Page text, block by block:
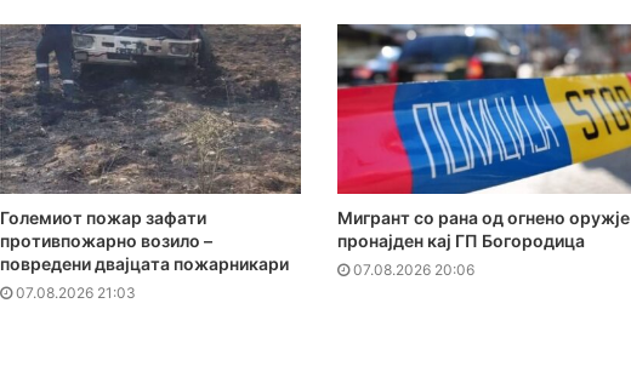
Големиот пожар зафати
противпожарно возило –
повредени двајцата пожарникари
07.08.2026 21:03
Мигрант со рана од огнено оружје
пронајден кај ГП Богородица
07.08.2026 20:06